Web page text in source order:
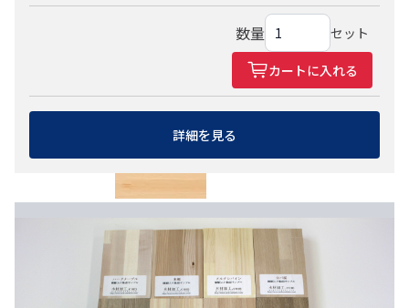
ピーラー
ブナ（ビーチ）
数量 セット
カートに入れる
詳細を見る